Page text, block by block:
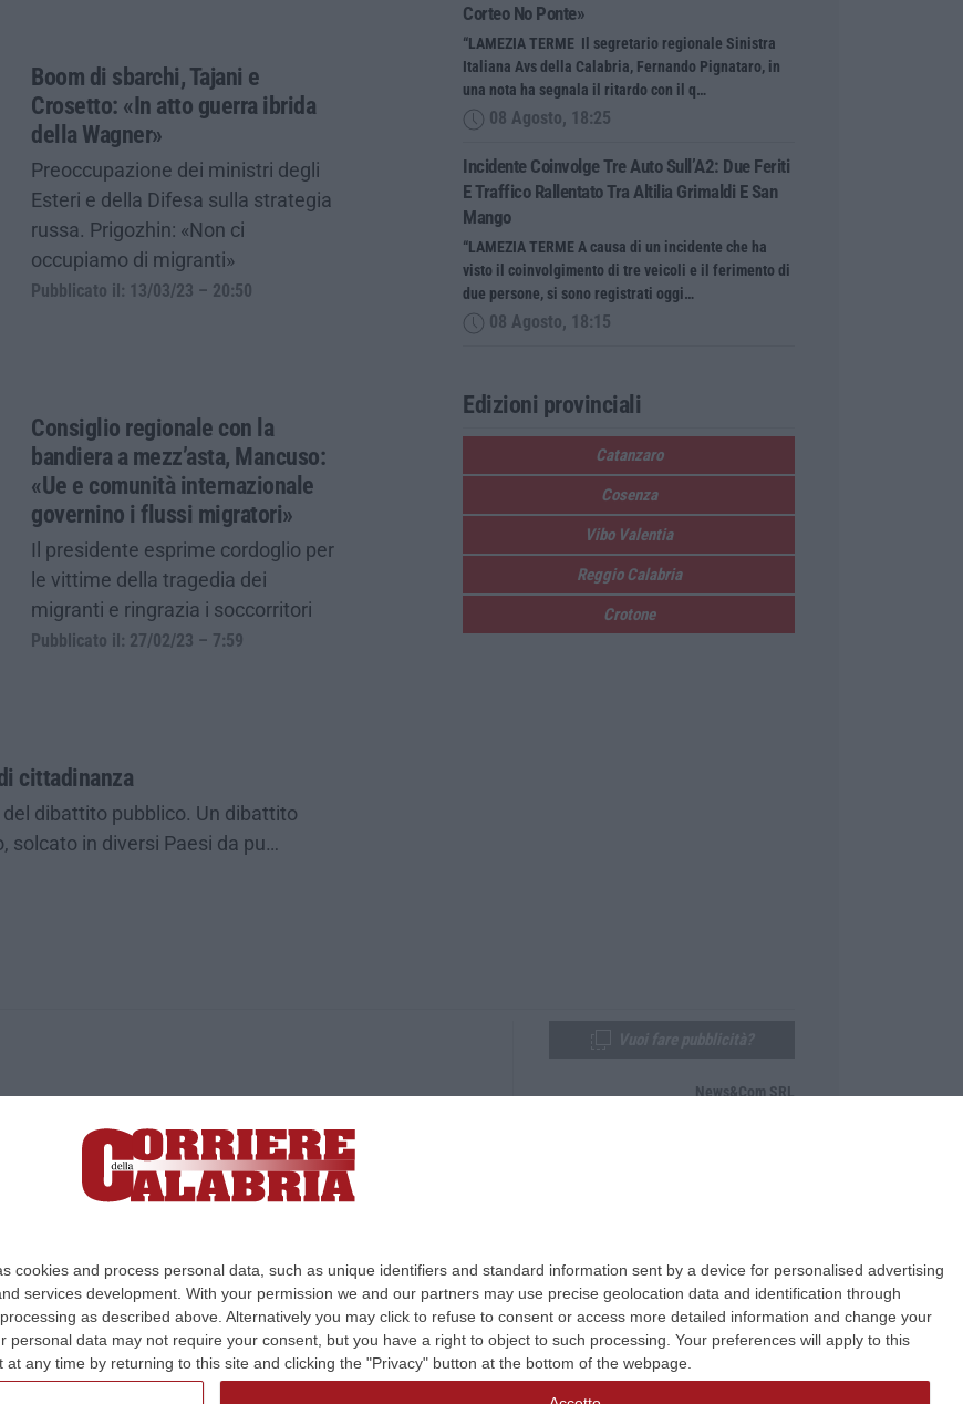
cookies and process personal data, such as unique identifiers and standard information sent by a device for personalised advertising
services development. With your permission we and our partners may use precise geolocation data and identification through
as described above. Alternatively you may click to refuse to consent or access more detailed information and change your
personal data may not require your consent, but you have a right to object to such processing. Your preferences will apply to this
any time by returning to this site and clicking the "Privacy" button at the bottom of the webpage.
Boom di sbarchi, Tajani e
Crosetto: «In atto guerra ibrida
della Wagner»
Preoccupazione dei ministri degli
Esteri e della Difesa sulla strategia
russa. Prigozhin: «Non ci
occupiamo di migranti»
Pubblicato il: 13/03/23 – 20:50
Consiglio regionale con la
bandiera a mezz’asta, Mancuso:
«Ue e comunità internazionale
governino i flussi migratori»
Il presidente esprime cordoglio per
le vittime della tragedia dei
migranti e ringrazia i soccorritori
Pubblicato il: 27/02/23 – 7:59
cittadinanza
dibattito pubblico. Un dibattito
solcato in diversi Paesi da pu…
Corteo No Ponte»
“LAMEZIA TERME Il segretario regionale Sinistra
Italiana Avs della Calabria, Fernando Pignataro, in
una nota ha segnala il ritardo con il q…
08 Agosto, 18:25
Incidente Coinvolge Tre Auto Sull’A2: Due Feriti
E Traffico Rallentato Tra Altilia Grimaldi E San
Mango
“LAMEZIA TERME A causa di un incidente che ha
visto il coinvolgimento di tre veicoli e il ferimento di
due persone, si sono registrati oggi…
08 Agosto, 18:15
Edizioni provinciali
Catanzaro
Cosenza
Vibo Valentia
Reggio Calabria
Crotone
Terme (CZ)
responsabile Paola Militano |Privacy
News&Com SRL
Design: cfweb